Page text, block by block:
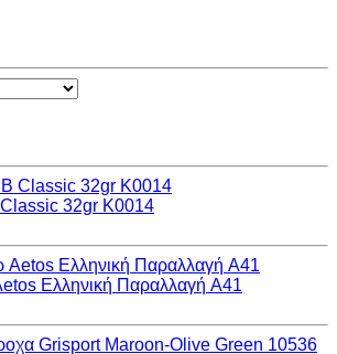
32gr K0014
Ελληνική Παραλλαγή A41